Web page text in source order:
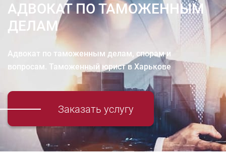
АДВОКАТ ПО ТАМОЖЕННЫМ
ДЕЛАМ
Адвокат по таможенным делам, спорам и
вопросам. Таможенный юрист в Харькове
Заказать услугу